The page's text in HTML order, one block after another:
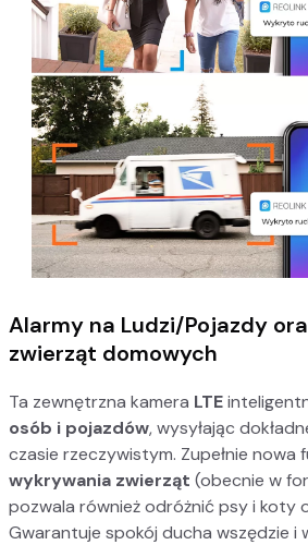
Alarmy na Ludzi/Pojazdy
zwierząt domowych
Ta zewnętrzna kamera LTE
osób i pojazdów, wysyłając
czasie rzeczywistym. Zupełnie nowa
wykrywania zwierząt (obecnie w
pozwala również odróżnić psy i koty
Gwarantuje spokój ducha wszędzie i